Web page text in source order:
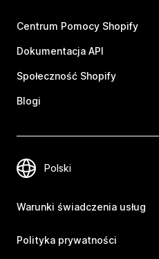
Centrum Pomocy Shopify
Dokumentacja API
Społeczność Shopify
Blogi
Warunki świadczenia usług
Polityka prywatności